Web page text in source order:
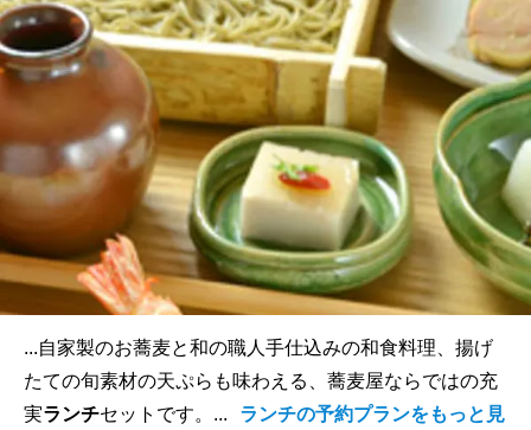
...自家製のお蕎麦と和の職人手仕込みの和食料理、揚げ
たての旬素材の天ぷらも味わえる、蕎麦屋ならではの充
実ランチセットです。...
ランチの予約プランをもっと見